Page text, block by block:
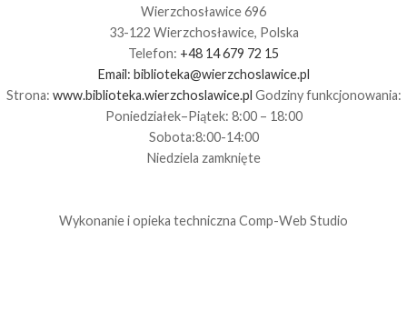
Wierzchosławice 696
33-122 Wierzchosławice, Polska
Telefon: +48 14 679 72 15
Email: biblioteka@wierzchoslawice.pl
Strona: www.biblioteka.wierzchoslawice.pl Godziny funkcjonowania:
Poniedziałek–Piątek: 8:00 – 18:00
Sobota:8:00-14:00
Niedziela zamknięte
Wykonanie i opieka techniczna Comp-Web Studio